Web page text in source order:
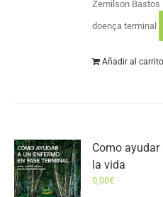
Zemilson Bastos
doença terminal
Añadir al carrito
Como
la vida
0,00€